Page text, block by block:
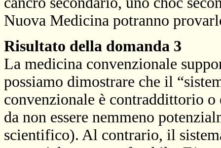
Nuova Medicina potranno
Risultato della domanda 3
La medicina convenzionale
possiamo dimostrare che il
convenzionale è contraddittorio
da non essere nemmeno
scientifico). Al contrario, il